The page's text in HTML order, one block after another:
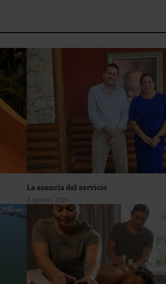
La esencia del servicio
4 agosto, 2026